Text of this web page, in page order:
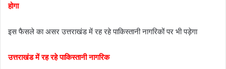
होगा
इस फैसले का असर उत्तराखंड में रह रहे पाकिस्तानी नागरिकों पर भी पड़ेगा
उत्तराखंड में रह रहे पाकिस्तानी नागरिक